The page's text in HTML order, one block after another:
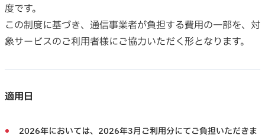
度です。
この制度に基づき、通信事業者が負担する費用の一部を、対
象サービスのご利用者様にご協力いただく形となります。
適用日
2026年においては、2026年3月ご利用分にてご負担いただきま